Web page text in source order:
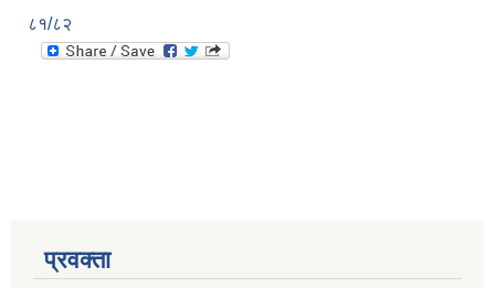
८१/८२
प्रवक्ता